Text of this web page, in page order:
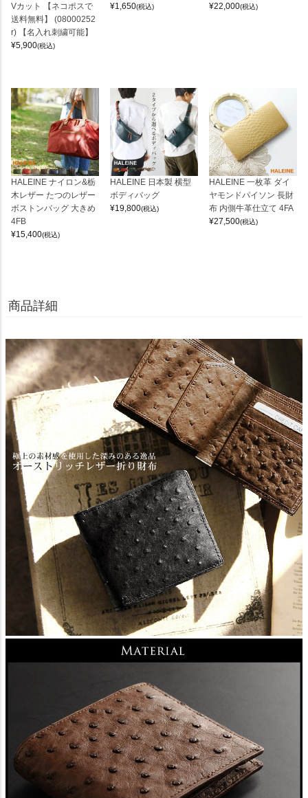
Vカット 【ネコポスで
送料無料】 (08000252
r) 【名入れ刺繍可能】
¥5,900(税込)
¥1,650(税込) ¥22,000(税込)
HALEINE ナイロン&栃
木レザー たつのレザー
ボストンバッグ 大きめ
4FB
¥15,400(税込)
HALEINE 日本製 横型
ボディバッグ
¥19,800(税込)
HALEINE 一枚革 ダイ
ヤモンドパイソン 長財
布 内側牛革仕立て 4FA
¥27,500(税込)
商品詳細